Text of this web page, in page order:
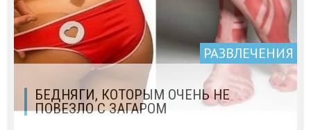
РАЗВЛЕЧЕНИЯ
БЕДНЯГИ, КОТОРЫМ ОЧЕНЬ НЕ
ПОВЕЗЛО С ЗАГАРОМ